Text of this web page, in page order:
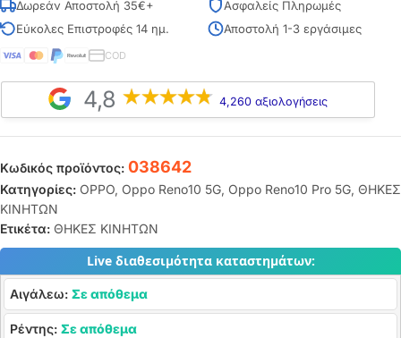
Δωρεάν Αποστολή 35€+
Ασφαλείς Πληρωμές
Εύκολες Επιστροφές 14 ημ.
Αποστολή 1-3 εργάσιμες
COD
4,8 4,260 αξιολογήσεις
Κωδικός προϊόντος: 038642
Κατηγορίες: OPPO, Oppo Reno10 5G, Oppo Reno10 Pro 5G, ΘΗΚΕΣ
ΚΙΝΗΤΩΝ
Ετικέτα: ΘΗΚΕΣ ΚΙΝΗΤΩΝ
Live διαθεσιμότητα καταστημάτων:
Αιγάλεω: Σε απόθεμα
Ρέντης: Σε απόθεμα